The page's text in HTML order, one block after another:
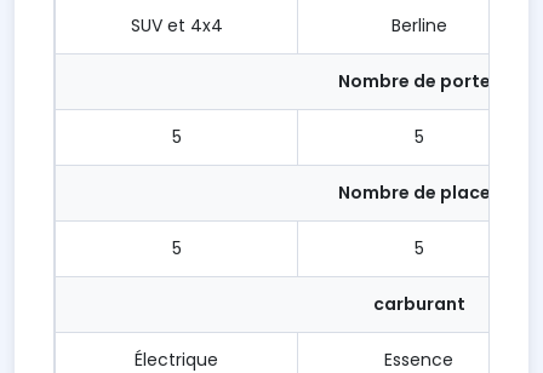
SUV et 4x4 Berline
Nombre de portes
5 5
Nombre de places
5 5
carburant
Électrique Essence